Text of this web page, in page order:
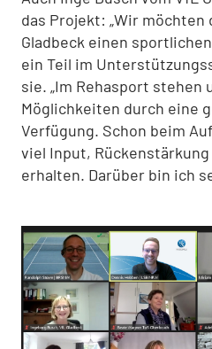
das Projekt: „Wir möchten
Gladbeck einen
ein Teil im
sie. „Im Rehasport stehen
Möglichkeiten durch eine
Verfügung. Schon beim
viel Input,
erhalten. Darüber bin ich